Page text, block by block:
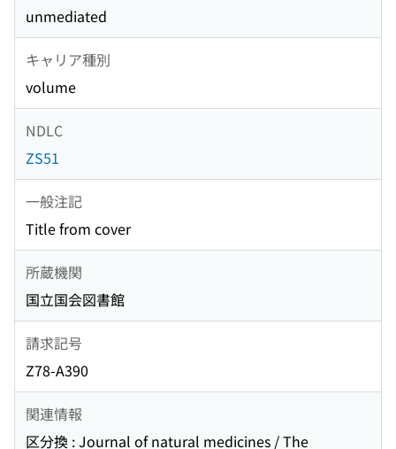
unmediated
キャリア種別
volume
NDLC
ZS51
一般注記
Title from cover
所蔵機関
国立国会図書館
請求記号
Z78-A390
関連情報
区分換 : Journal of natural medicines / The